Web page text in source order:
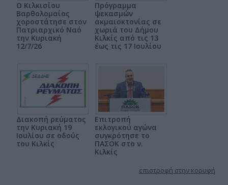
Ο Κιλκισίου
Βαρθολομαίος
χοροστάτησε στον
Πατριαρχικό Ναό
την Κυριακή
12/7/26
Πρόγραμμα
ψεκασμών
ακμαιοκτονίας σε
χωριά του Δήμου
Κιλκίς από τις 13
έως τις 17 Ιουλίου
Διακοπή ρεύματος
την Κυριακή 19
Ιουλίου σε οδούς
του Κιλκίς
Επιτροπή
εκλογικού αγώνα
συγκρότησε το
ΠΑΣΟΚ στο ν.
Κιλκίς
επιστροφή στην κορυφή